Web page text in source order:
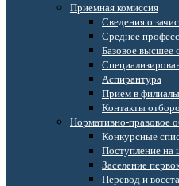
Приемная комиссия
Сведения о
Среднее
Базовое высшее
Аспирантура
Прием в
Контакты
Нормативно-правовое
Конкурсные
Поступление на
Заселение
Перевод и